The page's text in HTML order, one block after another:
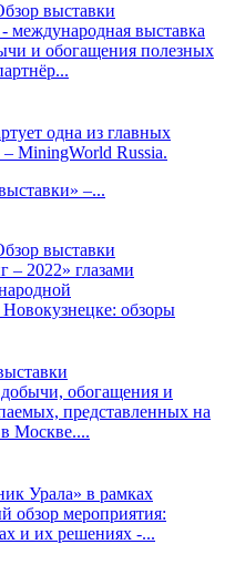
выставки
международная выставка
и обогащения полезных
одна из главных
MiningWorld Russia.
–...
выставки
– 2022» глазами
обзоры
обогащения и
представленных на
Москве....
Урала» в рамках
обзор мероприятия:
и их решениях -...